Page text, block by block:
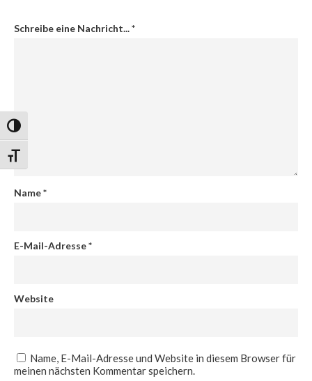
Umschalten auf hohe Kontraste
Schrift vergrößern
Schreibe eine Nachricht...*
Name*
E-Mail-Adresse*
Website
Name, E-Mail-Adresse und Website in diesem Browser für
meinen nächsten Kommentar speichern.